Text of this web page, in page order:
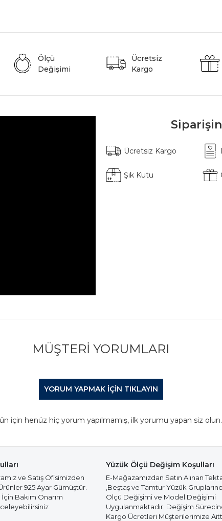
Ölçü
Değişimi
Ücretsiz
Kargo
Ücretsiz Kargo
Şık Kutu
MÜŞTERI YORUMLARI
YORUM YAPMAK IÇIN TIKLAYIN
için henüz hiç yorum yapılmamış, ilk yorumu yapan siz olun.
ve Satış Ofisimizden
925 Ayar Gümüştür.
Bakım Onarım
Yüzük Ölçü Değişim Koşulları
E-Mağazamızdan Satın Alınan
,Beştaş ve Tamtur Yüzük
Ölçü Değişimi ve Model Değişimi
Uygulanmaktadır. Değişim
Kargo Ücretleri Müşterilerimize